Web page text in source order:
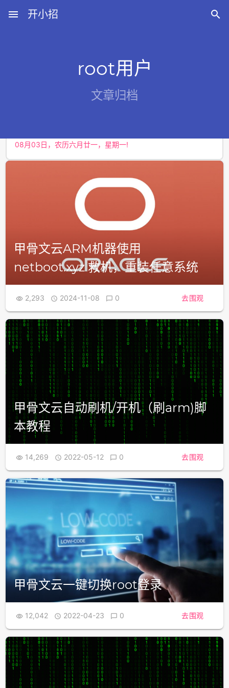
menu 开小招 
root用户
文章归档
甲骨文云ARM机器使用
netboot.xyz 救机，重装任意系统
 2,293  2024-11-08  0 去围观
甲骨文云自动刷机/开机（刷arm)脚
本教程
 14,269  2022-05-12  0 去围观
甲骨文云一键切换root登录
 12,042  2022-04-23  0 去围观
08月07日，农历六月廿五，星期五!
08月03日，农历六月廿一，星期一!